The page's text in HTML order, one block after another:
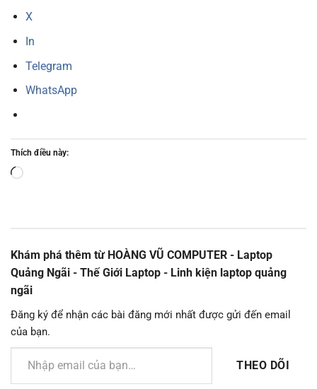
X
In
Telegram
WhatsApp
Thích điều này:
Đang
Khám phá thêm từ HOÀNG VŨ COMPUTER - Laptop
Quảng Ngãi - Thế Giới Laptop - Linh kiện laptop quảng
ngãi
Đăng ký để nhận các bài đăng mới nhất được gửi đến email
của bạn.
Nhập email của bạn…
THEO DÕI